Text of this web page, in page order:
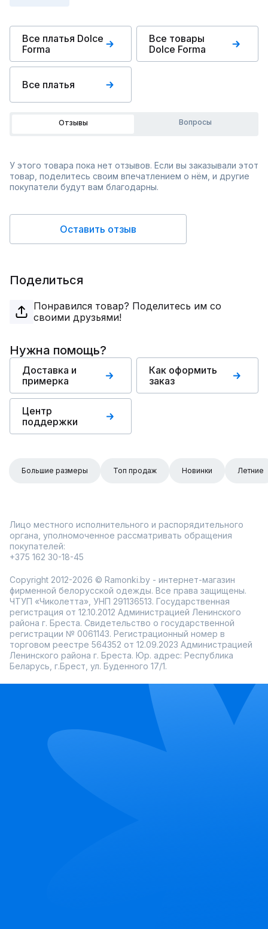
Все платья Dolce
Forma
Все товары
Dolce Forma
Все платья
Отзывы Вопросы
У этого товара пока нет отзывов. Если вы заказывали этот
товар, поделитесь своим впечатлением о нём, и другие
покупатели будут вам благодарны.
Оставить отзыв
Поделиться
Понравился товар? Поделитесь им со
своими друзьями!
Нужна помощь?
Доставка и
примерка
Как оформить
заказ
Центр
поддержки
Большие размеры Топ продаж Новинки Летние
Лицо местного исполнительного и распорядительного
органа, уполномоченное рассматривать обращения
покупателей:
+375 162 30-18-45
Copyright 2012-2026 © Ramonki.by - интернет-магазин
фирменной белорусской одежды. Все права защищены.
ЧТУП «Чиколетта», УНП 291136513. Государственная
регистрация от 12.10.2012 Администрацией Ленинского
района г. Бреста. Свидетельство о государственной
регистрации № 0061143. Регистрационный номер в
торговом реестре 564352 от 12.09.2023 Администрацией
Ленинского района г. Бреста. Юр. адрес: Республика
Беларусь, г.Брест, ул. Буденного 17/1.